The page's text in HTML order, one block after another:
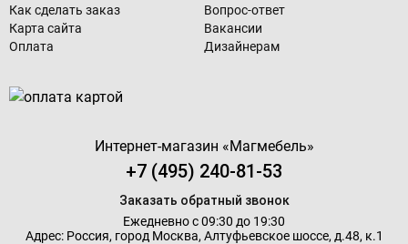
Как сделать заказ
Вопрос-ответ
Карта сайта
Вакансии
Оплата
Дизайнерам
Интернет-магазин «Магмебель»
+7 (495) 240-81-53
Заказать обратный звонок
Ежедневно с 09:30 до 19:30
Адрес: Россия, город Москва, Алтуфьевское шоссе, д.48, к.1